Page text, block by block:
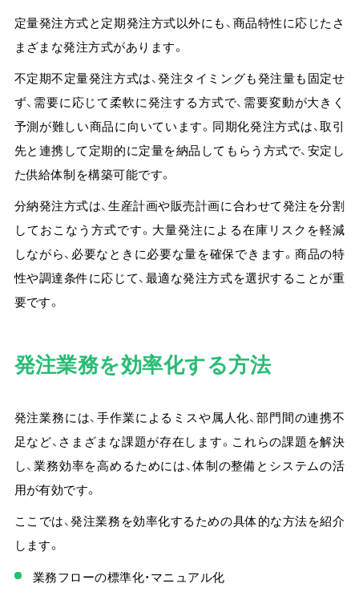
定量発注方式と定期発注方式以外にも、商品特性に応じたさ
まざまな発注方式があります。
不定期不定量発注方式は、発注タイミングも発注量も固定せ
ず、需要に応じて柔軟に発注する方式で、 需要変動が大きく
予測が難しい商品に向いています。 同期化発注方式は、取引
先と連携して定期的に定量を納品してもらう方式で、安定し
た供給体制を構築可能です。
分納発注方式は、生産計画や販売計画に合わせて発注を分割
しておこなう方式です。大量発注による在庫リスクを軽減
しながら、必要なときに必要な量を確保できます。商品の特
性や調達条件に応じて、最適な発注方式を選択することが重
要です。
発注業務を効率化する方法
発注業務には、手作業によるミスや属人化、部門間の連携不
足など、さまざまな課題が存在します。 これらの課題を解決
し、業務効率を高めるためには、体制の整備とシステムの活
用が有効です。
ここでは、発注業務を効率化するための具体的な方法を紹介
します。
業務フローの標準化・マニュアル化